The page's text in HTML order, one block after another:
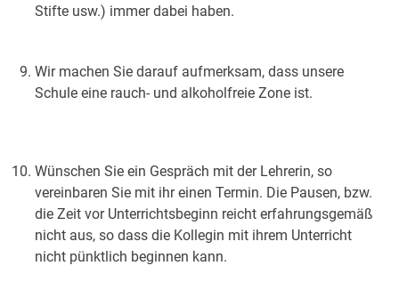
Stifte usw.) immer dabei haben.
Wir machen Sie darauf aufmerksam, dass unsere
Schule eine rauch- und alkoholfreie Zone ist.
Wünschen Sie ein Gespräch mit der Lehrerin, so
vereinbaren Sie mit ihr einen Termin. Die Pausen, bzw.
die Zeit vor Unterrichtsbeginn reicht erfahrungsgemäß
nicht aus, so dass die Kollegin mit ihrem Unterricht
nicht pünktlich beginnen kann.